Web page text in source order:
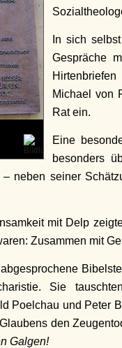
In sich
Gespräche
Michael von
Rat ein.
Eine
besonders
– neben seiner
mit Delp
Zusammen mit
Sie
Poelchau und Peter
den
Galgen!